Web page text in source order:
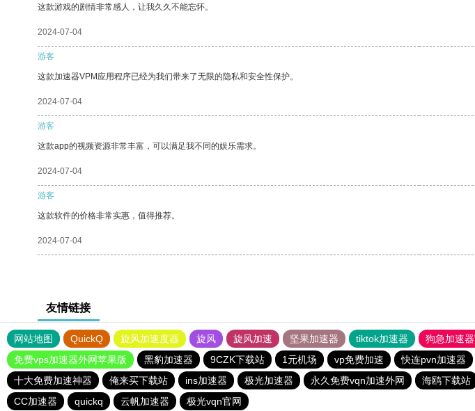
这款游戏的剧情非常感人，让我久久不能忘怀。
2024-07-04
游客
这款加速器VPM应用程序已经为我们带来了无限的隐私和安全性保护。
2024-07-04
游客
这款app的视频资源非常丰富，可以满足我不同的娱乐需求。
2024-07-04
游客
这款软件的价格非常实惠，值得推荐。
2024-07-04
友情链接
网站地图 QuickQ 旋风加速度器 旋风 旋风加速 坚果加速器 tiktok加速器 狗急加速
免费vps加速器外网苹果版
黑豹加速器 9CZK下载站 1元机场 vp免费加速 快连pvn加速器
十大免费加速神器
俺来买下载站 ins加速器 极光加速器 永久免费vqn加速外网 海鸥下载站
CC加速器
quickq 云帆加速器 极光vqn官网